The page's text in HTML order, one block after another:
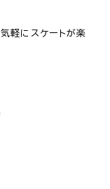
軽にスケートが楽